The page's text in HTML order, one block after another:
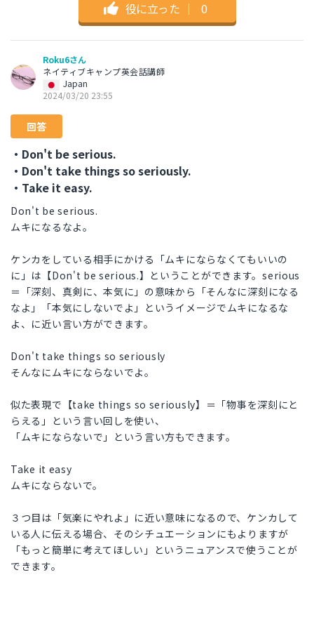
役に立った ｜ 0
Roku6さん
ネイティブキャンプ英会話講師
Japan
2024/03/20 23:55
回答
・Don't be serious.
・Don't take things so seriously.
・Take it easy.
Don't be serious.
ムキになるなよ。
ケンカをしている相手にかける「ムキにならなくてもいいの
に」は【Don't be serious.】ということができます。serious
＝「深刻、真剣に、本気に」の意味から「そんなに深刻になる
なよ」「本気にしないでよ」というイメージでムキになるな
よ、に近い言い方ができます。
Don't take things so seriously
そんなにムキにならないでよ。
似た表現で【take things so seriously】＝「物事を深刻にと
らえる」という言い回しを使い、
「ムキにならないで」という言い方もできます。
Take it easy
ムキにならないで。
３つ目は「気楽にやれよ」に近い意味になるので、ケンカして
いる人に伝える場合、そのシチュエーションにもよりますが
「もっと簡単に考えてほしい」というニュアンスで使うことが
できます。